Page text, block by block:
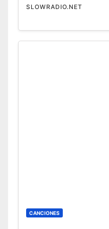
SLOWRADIO.NET
CANCIONES